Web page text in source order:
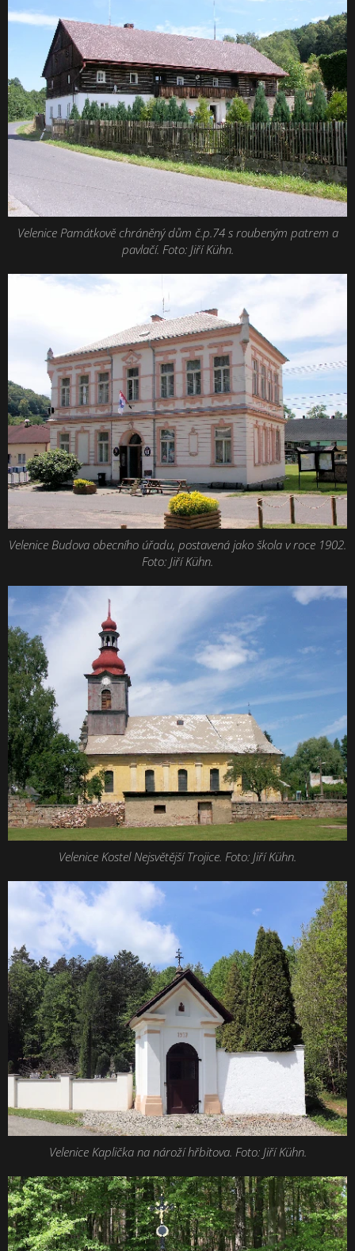
Velenice Památkově chráněný dům č.p.74 s roubeným patrem a
pavlačí. Foto: Jiří Kühn.
Velenice Budova obecního úřadu, postavená jako škola v roce 1902.
Foto: Jiří Kühn.
Velenice Kostel Nejsvětější Trojice. Foto: Jiří Kühn.
Velenice Kaplička na nároží hřbitova. Foto: Jiří Kühn.